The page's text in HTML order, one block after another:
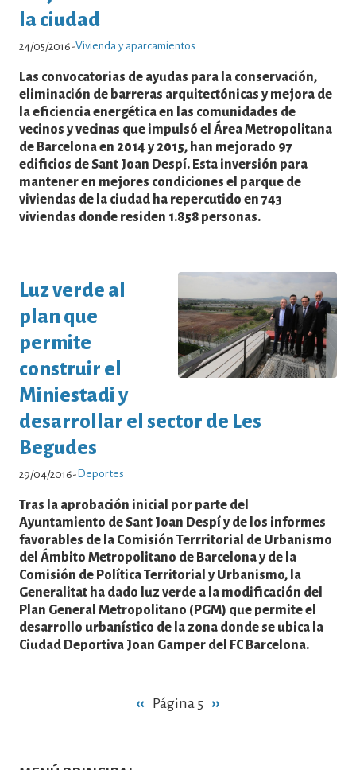
la ciudad
24/05/2016-Vivienda y aparcamientos
Las convocatorias de ayudas para la conservación,
eliminación de barreras arquitectónicas y mejora de
la eficiencia energética en las comunidades de
vecinos y vecinas que impulsó el Área Metropolitana
de Barcelona en 2014 y 2015, han mejorado 97
edificios de Sant Joan Despí. Esta inversión para
mantener en mejores condiciones el parque de
viviendas de la ciudad ha repercutido en 743
viviendas donde residen 1.858 personas.
Luz verde al
plan que
permite
construir el
Miniestadi y
desarrollar el sector de Les
Begudes
29/04/2016-Deportes
Tras la aprobación inicial por parte del
Ayuntamiento de Sant Joan Despí y de los informes
favorables de la Comisión Terrritorial de Urbanismo
del Ámbito Metropolitano de Barcelona y de la
Comisión de Política Territorial y Urbanismo, la
Generalitat ha dado luz verde a la modificación del
Plan General Metropolitano (PGM) que permite el
desarrollo urbanístico de la zona donde se ubica la
Ciudad Deportiva Joan Gamper del FC Barcelona.
Página
‹‹ Página 5 Siguiente
››